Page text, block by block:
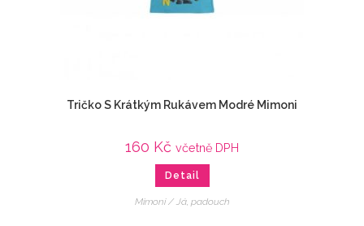
Tričko S Krátkým Rukávem Modré Mimoni
160 Kč včetně DPH
Detail
Mimoni / Já, padouch